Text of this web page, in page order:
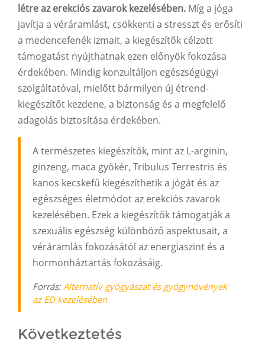
létre az erekciós zavarok kezelésében. Míg a jóga
javítja a véráramlást, csökkenti a stresszt és erősíti
a medencefenék izmait, a kiegészítők célzott
támogatást nyújthatnak ezen előnyök fokozása
érdekében. Mindig konzultáljon egészségügyi
szolgáltatóval, mielőtt bármilyen új étrend-
kiegészítőt kezdene, a biztonság és a megfelelő
adagolás biztosítása érdekében.
A természetes kiegészítők, mint az L-arginin,
ginzeng, maca gyökér, Tribulus Terrestris és
kanos kecskefű kiegészíthetik a jógát és az
egészséges életmódot az erekciós zavarok
kezelésében. Ezek a kiegészítők támogatják a
szexuális egészség különböző aspektusait, a
véráramlás fokozásától az energiaszint és a
hormonháztartás fokozásáig.
Forrás:Alternatív gyógyászat és gyógynövények
az ED kezelésében
Következtetés